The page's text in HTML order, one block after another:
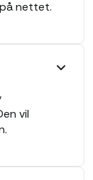
nettet.
vil